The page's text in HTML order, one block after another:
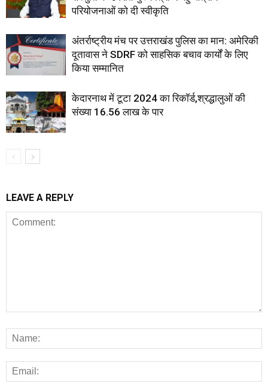
परियोजनाओं को दी स्वीकृति
अंतर्राष्ट्रीय मंच पर उत्तराखंड पुलिस का मान: अमेरिकी
दूतावास ने SDRF को साहसिक बचाव कार्यों के लिए
किया सम्मानित
केदारनाथ में टूटा 2024 का रिकॉर्ड,श्रद्धालुओं की
संख्या 16.56 लाख के पार
LEAVE A REPLY